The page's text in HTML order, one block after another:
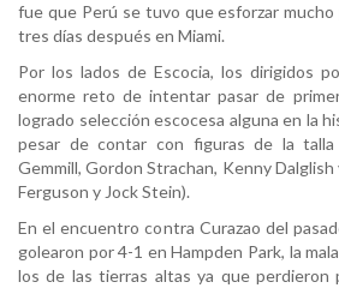
fue que Perú se tuvo que esforzar
tres días después en Miami.
Por los lados de Escocia, los dirigidos
enorme reto de intentar pasar de
logrado selección escocesa alguna en la
pesar de contar con figuras de la
Gemmill, Gordon Strachan, Kenny
Ferguson y Jock Stein).
En el encuentro contra Curazao del
golearon por 4-1 en Hampden Park, la
los de las tierras altas ya que perdieron